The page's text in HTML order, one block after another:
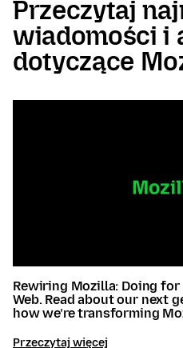
Przeczytaj
wiadomości i
dotyczące
Rewiring Mozilla: Doing for
Web. Read about our next
how we’re transforming
Przeczytaj więcej